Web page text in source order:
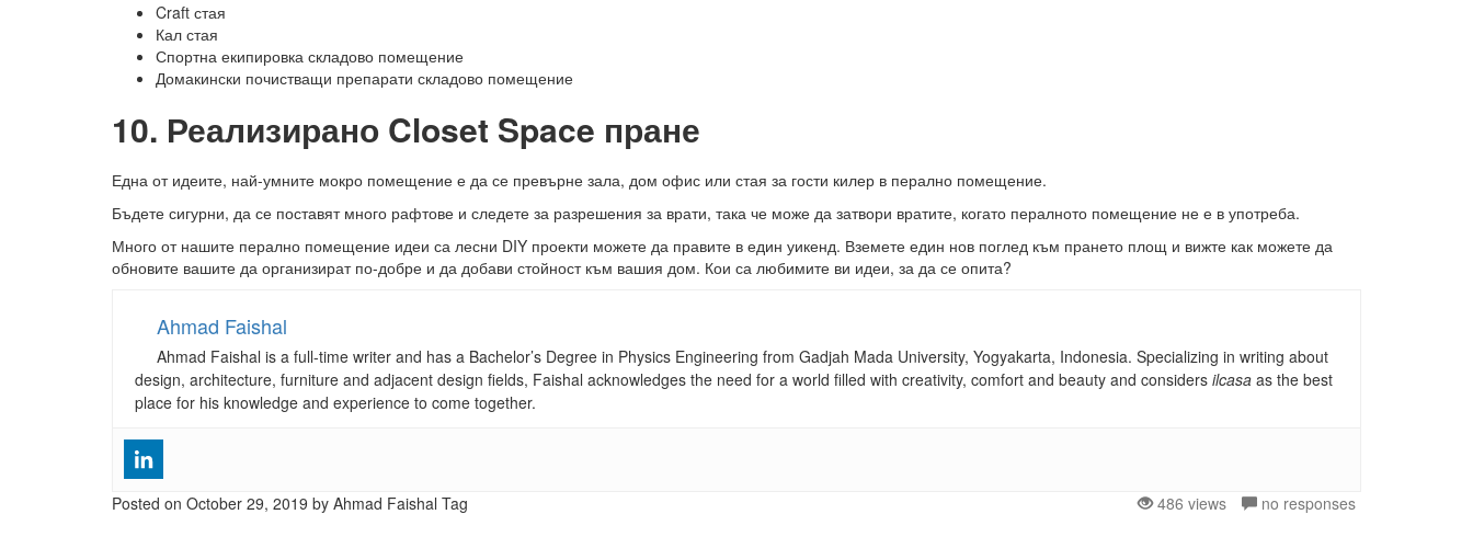
Craft стая
Кал стая
Спортна екипировка складово помещение
Домакински почистващи препарати складово помещение
10. Реализирано Closet Space пране
Една от идеите, най-умните мокро помещение е да се превърне зала, дом офис или стая за гости килер в перално помещение.
Бъдете сигурни, да се поставят много рафтове и следете за разрешения за врати, така че може да затвори вратите, когато пералното помещение не е в употреба.
Много от нашите перално помещение идеи са лесни DIY проекти можете да правите в един уикенд. Вземете един нов поглед към прането площ и вижте как можете да
обновите вашите да организират по-добре и да добави стойност към вашия дом. Кои са любимите ви идеи, за да се опита?
Ahmad Faishal
Ahmad Faishal is a full-time writer and has a Bachelor’s Degree in Physics Engineering from Gadjah Mada University, Yogyakarta, Indonesia. Specializing in writing about
design, architecture, furniture and adjacent design fields, Faishal acknowledges the need for a world filled with creativity, comfort and beauty and considers ilcasa as the best
place for his knowledge and experience to come together.
Posted on October 29, 2019 by Ahmad Faishal Tag 486 views no responses